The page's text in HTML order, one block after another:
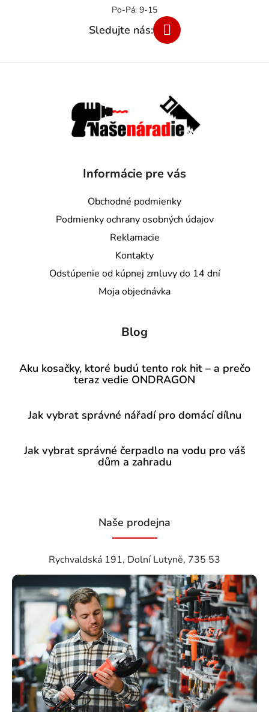
Informácie pre vás
Obchodné podmienky
Podmienky ochrany osobných údajov
Reklamacie
Kontakty
Odstúpenie od kúpnej zmluvy do 14 dní
Moja objednávka
Blog
Aku kosačky, ktoré budú tento rok hit – a prečo
teraz vedie ONDRAGON
Jak vybrat správné nářadí pro domácí dílnu
Jak vybrat správné čerpadlo na vodu pro váš
dům a zahradu
Naše prodejna
Rychvaldská 191, Dolní Lutyně, 735 53